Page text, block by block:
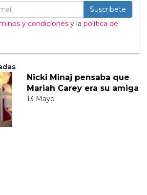
Suscribete
y condiciones y la política de
Nicki Minaj pensaba que
Mariah Carey era su amiga
13 Mayo